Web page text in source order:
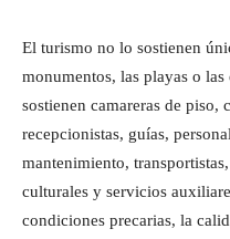
El turismo no lo sostienen
monumentos, las playas o
sostienen camareras de piso,
recepcionistas, guías,
mantenimiento,
culturales y servicios
condiciones precarias, la